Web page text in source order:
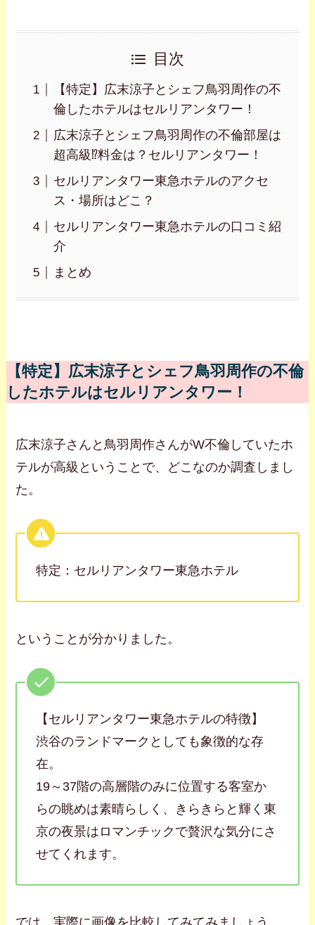
目次
【特定】広末涼子とシェフ鳥羽周作の不
倫したホテルはセルリアンタワー！
広末涼子とシェフ鳥羽周作の不倫部屋は
超高級⁉料金は？セルリアンタワー！
セルリアンタワー東急ホテルのアクセ
ス・場所はどこ？
セルリアンタワー東急ホテルの口コミ紹
介
まとめ
【特定】広末涼子とシェフ鳥羽周作の不倫
したホテルはセルリアンタワー！
広末涼子さんと鳥羽周作さんがW不倫していたホ
テルが高級ということで、どこなのか調査しまし
た。
特定：セルリアンタワー東急ホテル
ということが分かりました。
【セルリアンタワー東急ホテルの特徴】
渋谷のランドマークとしても象徴的な存
在。
19～37階の高層階のみに位置する客室か
らの眺めは素晴らしく、きらきらと輝く東
京の夜景はロマンチックで贅沢な気分にさ
せてくれます。